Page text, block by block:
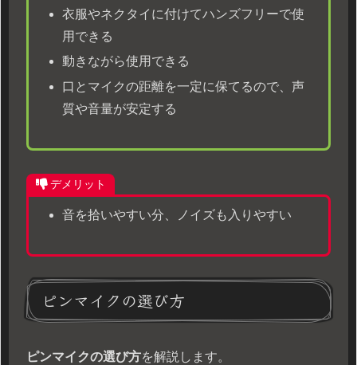
衣服やネクタイに付けてハンズフリーで使
用できる
動きながら使用できる
口とマイクの距離を一定に保てるので、声
質や音量が安定する
デメリット
音を拾いやすい分、ノイズも入りやすい
ピンマイクの選び方
ピンマイクの選び方を解説します。